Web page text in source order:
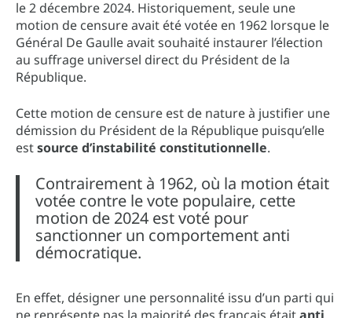
le 2 décembre 2024. Historiquement, seule une
motion de censure avait été votée en 1962 lorsque le
Général De Gaulle avait souhaité instaurer l’élection
au suffrage universel direct du Président de la
République.
Cette motion de censure est de nature à justifier une
démission du Président de la République puisqu’elle
estsource d’instabilité constitutionnelle.
Contrairement à 1962, où la motion était
votée contre le vote populaire, cette
motion de 2024 est voté pour
sanctionner un comportement anti
démocratique.
En effet, désigner une personnalité issu d’un parti qui